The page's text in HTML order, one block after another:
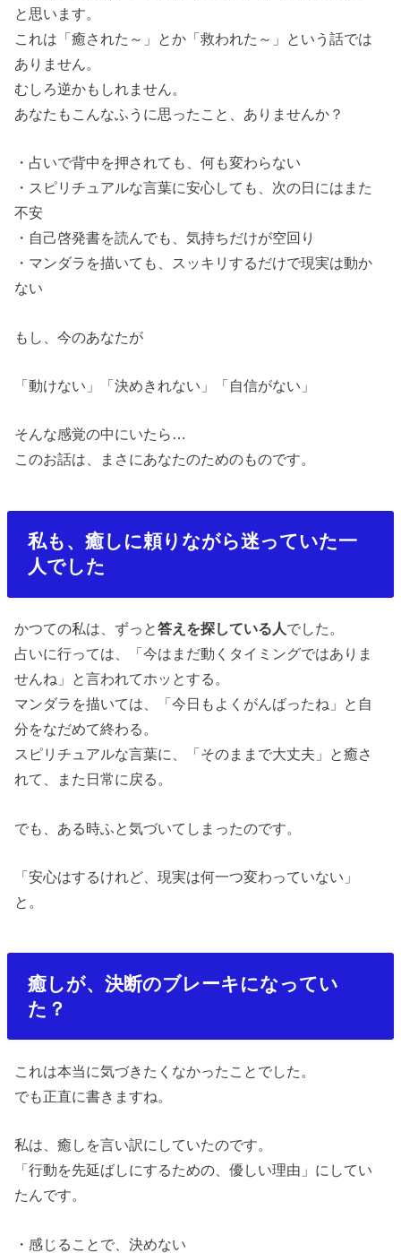
と思います。
これは「癒された～」とか「救われた～」という話では
ありません。
むしろ逆かもしれません。
あなたもこんなふうに思ったこと、ありませんか？
・ 占いで背中を押されても、何も変わらない
・ スピリチュアルな言葉に安心しても、次の日にはまた
不安
・ 自己啓発書を読んでも、気持ちだけが空回り
・ マンダラを描いても、スッキリするだけで現実は動か
ない
もし、今のあなたが
「動けない」「決めきれない」「自信がない」
そんな感覚の中にいたら …
このお話は、まさにあなたのためのものです。
私も、癒しに頼りながら迷っていた一
人でした
かつての私は、ずっと答えを探している人でした。
占いに行っては、「今はまだ動くタイミングではありま
せんね」と言われてホッとする。
マンダラを描いては、「今日もよくがんばったね」と自
分をなだめて終わる。
スピリチュアルな言葉に、「そのままで大丈夫」と癒さ
れて、また日常に戻る。
でも、ある時ふと気づいてしまったのです。
「安心はするけれど、現実は何一つ変わっていない」
と。
癒しが、決断のブレーキになってい
た？
これは本当に気づきたくなかったことでした。
でも正直に書きますね。
私は、癒しを言い訳にしていたのです。
「行動を先延ばしにするための、優しい理由」にしてい
たんです。
・感じることで、決めない